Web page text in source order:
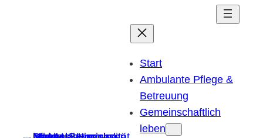
Start
Ambulante Pflege &
Betreuung
Gemeinschaftlich
leben